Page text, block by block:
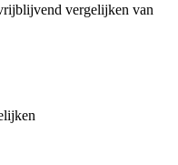
vergelijken van